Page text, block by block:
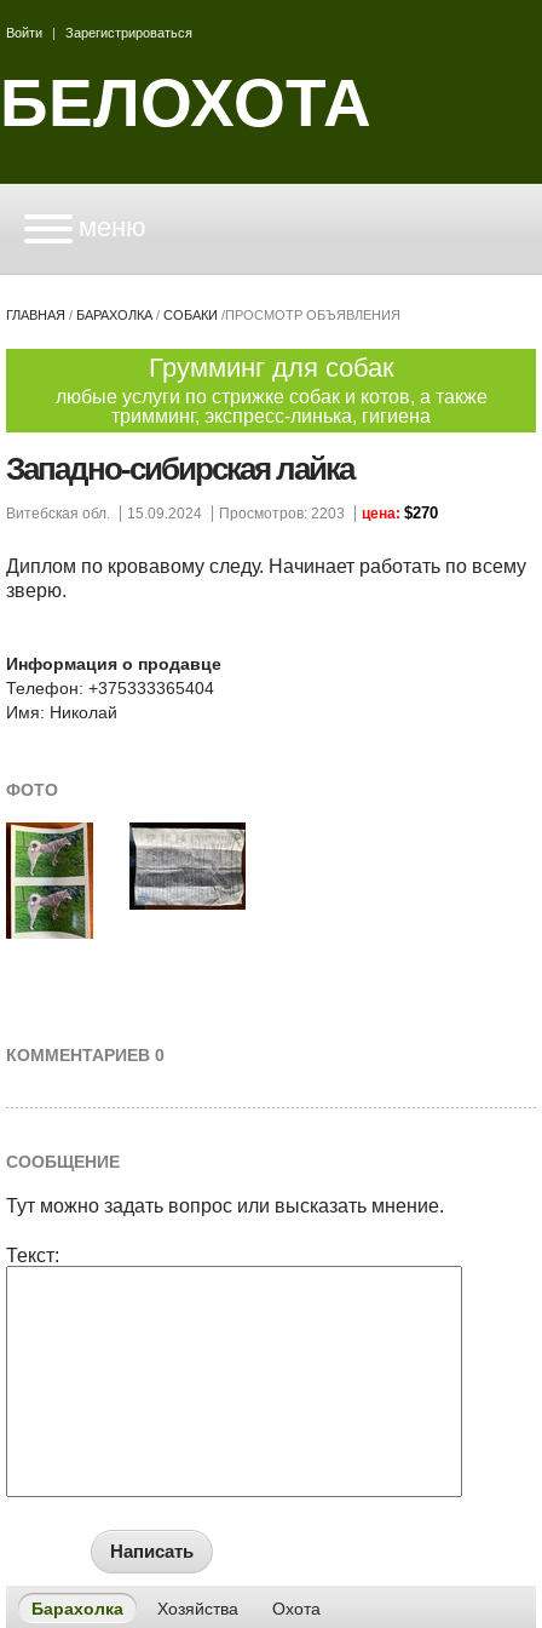
Войти | Зарегистрироваться
БЕЛОХОТА
меню
ГЛАВНАЯ / БАРАХОЛКА / СОБАКИ /ПРОСМОТР ОБЪЯВЛЕНИЯ
Грумминг для собак
любые услуги по стрижке собак и котов, а также
тримминг, экспресс-линька, гигиена
Западно-сибирская лайка
Витебская обл. 15.09.2024 Просмотров: 2203 цена: $270
Диплом по кровавому следу. Начинает работать по всему
зверю.
Информация о продавце
Телефон: +375333365404
Имя: Николай
ФОТО
КОММЕНТАРИЕВ 0
СООБЩЕНИЕ
Тут можно задать вопрос или высказать мнение.
Текст:
Написать
Барахолка Хозяйства Охота